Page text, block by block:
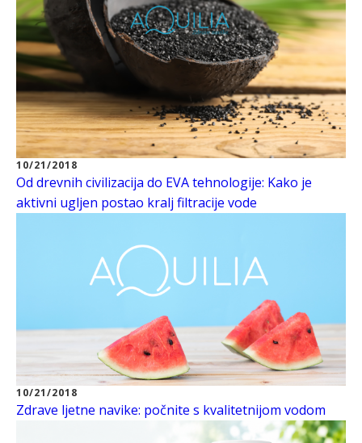
10/21/2018
Od drevnih civilizacija do EVA tehnologije: Kako je
aktivni ugljen postao kralj filtracije vode
10/21/2018
Zdrave ljetne navike: počnite s kvalitetnijom vodom